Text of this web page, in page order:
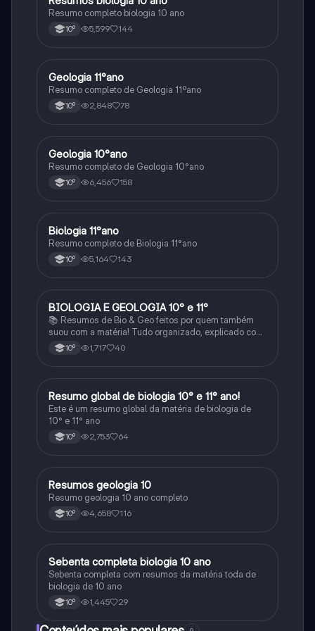
Resumo completo biologia 10 ano
10º 5,599 144
Biologia
Geologia 11°ano
Resumo completo de Geologia 11ºano
10º 2,848 78
Biologia
Geologia 10°ano
Resumo completo de Geologia 10°ano
10º 6,456 158
Biologia
Biologia 11°ano
Resumo completo de Biologia 11°ano
10º 5,164 143
Biologia
BIOLOGIA E GEOLOGIA 10° e 11°
📚 Resumos de Bio & Geo feitos por quem também
suou com a matéria! Tudo organizado, explicado com
clareza e cheio de esquemas que ajudam mesmo a
perceber. Para estudar sem stress e com mais
10º 1,717 40
Biologia
Resumo global de biologia 10° e 11° ano!
Este é um resumo global da matéria de biologia de
10° e 11° ano
10º 2,753 64
Biologia
Resumos geologia 10
Resumo geologia 10 ano completo
10º 4,658 116
Biologia
Sebenta completa biologia 10 ano
Sebenta completa com resumos da matéria toda de
biologia de 10 ano
10º 1,445 29